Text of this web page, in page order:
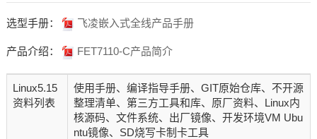
选型手册： 飞凌嵌入式全线产品手册
产品介绍： FET7110-C产品简介
Linux5.15
资料列表
使用手册、编译指导手册、GIT原始仓库、不开源
整理清单、第三方工具和库、原厂资料、Linux内
核源码、文件系统、出厂镜像、开发环境VM Ubu
ntu镜像、SD烧写卡制卡工具